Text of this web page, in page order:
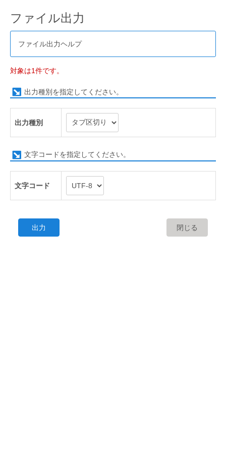
ファイル出力
ファイル出力ヘルプ
対象は1件です。
出力種別を指定してください。
出力種別
文字コードを指定してください。
文字コード